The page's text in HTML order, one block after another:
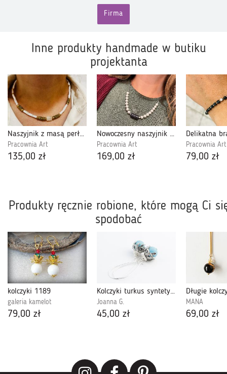
Firma
Inne produkty handmade w butiku
projektanta
Naszyjnik z masą perłową i kryształem górskim ze złotymi akcentami
Pracownia Art
135,00 zł
Nowoczesny naszyjnik z pereł z lawą wulkaniczną
Pracownia Art
169,00 zł
Pracownia Art
79,00 zł
Produkty ręcznie robione, które mogą Ci
spodobać
kolczyki 1189
galeria kamelot
79,00 zł
Kolczyki turkus syntetyczny , długie bigle, boho
Joanna G.
45,00 zł
Długie
MANA
69,00 zł